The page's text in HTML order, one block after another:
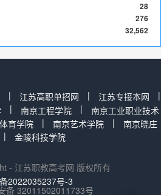
28
276
32,562
| 江苏高职单招网 | 江苏专接本网
|
| 南京工程学院 |
南京工业职业技术
育学院 | 南京艺术学院 |
南京晓庄
| 金陵科技学院
- 江苏职教高考网 版权所有
2022035237号-3
备 32011502011733号